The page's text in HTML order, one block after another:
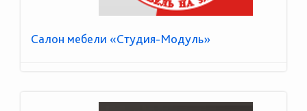
Салон мебели «Студия-Модуль»